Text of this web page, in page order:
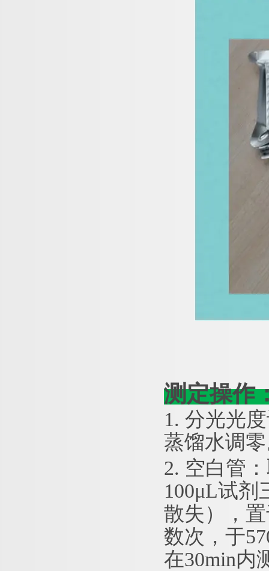
测定操作
1. 分光光
蒸馏水调
2. 空白管
100μL试剂
散失），
数次，于
在30min内